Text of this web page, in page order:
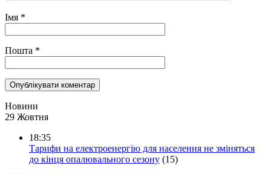
Імя *
Пошта *
Новини
29 Жовтня
18:35
Тарифи на електроенергію для населення не зміняться
до кінця опалювального сезону (15)